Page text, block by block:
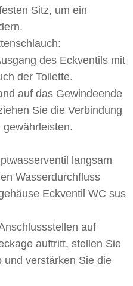
Sitz, um ein
des Eckventils mit
der Toilette.
auf das Gewindeende
Sie die Verbindung
langsam
Wasserdurchfluss
Eckventil WC sus
auf
auftritt, stellen Sie
und verstärken Sie die